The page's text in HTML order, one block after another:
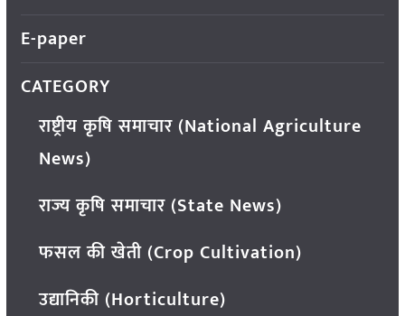
E-paper
CATEGORY
राष्ट्रीय कृषि समाचार (National Agriculture
News)
राज्य कृषि समाचार (State News)
फसल की खेती (Crop Cultivation)
उद्यानिकी (Horticulture)